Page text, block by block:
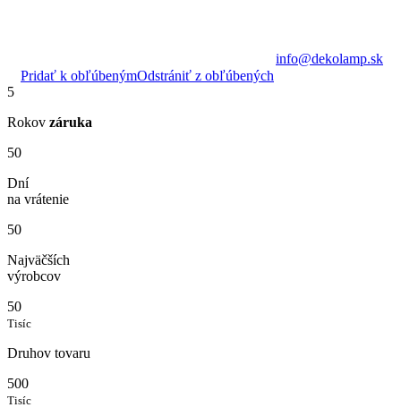
info@dekolamp.sk
Pridať k obľúbenýmOdstrániť z obľúbených
5
Rokov záruka
50
Dní
na vrátenie
50
Najväčších
výrobcov
50
Tisíc
Druhov tovaru
500
Tisíc